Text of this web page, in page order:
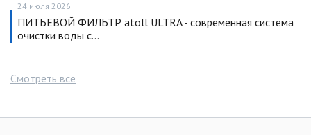
24 июля 2026
ПИТЬЕВОЙ ФИЛЬТР atoll ULTRA - современная система
очистки воды с…
Смотреть все